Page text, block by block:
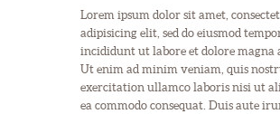
Lorem ipsum dolor sit amet,
adipisicing elit, sed do eiusmod
incididunt ut labore et dolore magna
Ut enim ad minim veniam, quis
exercitation ullamco laboris nisi ut
ea commodo consequat. Duis aute